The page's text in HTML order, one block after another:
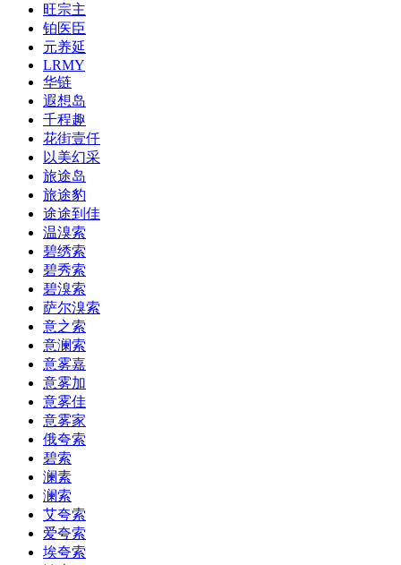
旺宗主
铂医臣
元养延
LRMY
华链
遐想岛
千程趣
花街壹仟
以美幻采
旅途岛
旅途豹
途途到佳
温溴索
碧绣索
碧秀索
碧溴索
萨尔溴索
意之索
意澜索
意雾嘉
意雾加
意雾佳
意雾家
俄夸索
碧索
澜素
澜索
艾夸索
爱夸索
埃夸索